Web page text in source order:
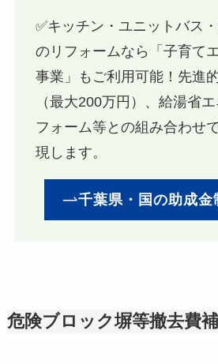
✅キッチン・ユニットバス
のリフォームなら「子育て
事業」もご利用可能！先進
（最大200万円）、給湯省
フォーム等との組み合わせ
現します。
千葉県・国の助成金
危険ブロック塀等撤去費